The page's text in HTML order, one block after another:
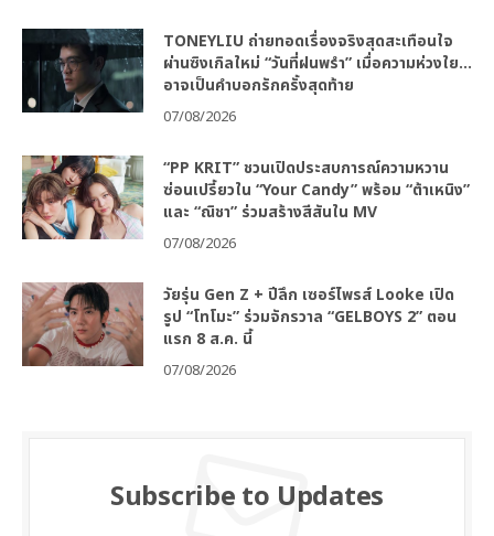
TONEYLIU ถ่ายทอดเรื่องจริงสุดสะเทือนใจ
ผ่านซิงเกิลใหม่ “วันที่ฝนพรำ” เมื่อความห่วงใย…
อาจเป็นคำบอกรักครั้งสุดท้าย
07/08/2026
“PP KRIT” ชวนเปิดประสบการณ์ความหวาน
ซ่อนเปรี้ยวใน “Your Candy” พร้อม “ต้าเหนิง”
และ “ณิชา” ร่วมสร้างสีสันใน MV
07/08/2026
วัยรุ่น Gen Z + ปีลึก เซอร์ไพรส์ Looke เปิด
รูป “โทโมะ” ร่วมจักรวาล “GELBOYS 2” ตอน
แรก 8 ส.ค. นี้
07/08/2026
Subscribe to Updates